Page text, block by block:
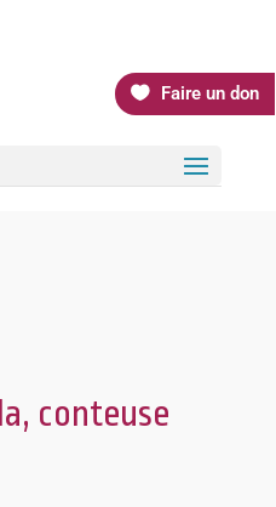
Faire un don
conteuse